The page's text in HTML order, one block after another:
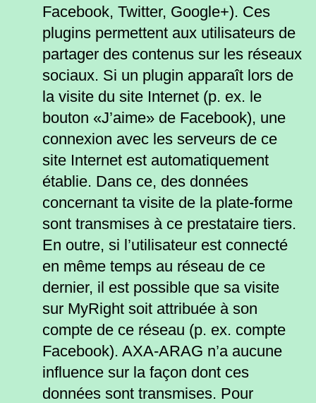
Facebook, Twitter, Google+). Ces
plugins permettent aux utilisateurs de
partager des contenus sur les réseaux
sociaux. Si un plugin apparaît lors de
la visite du site Internet (p. ex. le
bouton «J’aime» de Facebook), une
connexion avec les serveurs de ce
site Internet est automatiquement
établie. Dans ce, des données
concernant ta visite de la plate-forme
sont transmises à ce prestataire tiers.
En outre, si l’utilisateur est connecté
en même temps au réseau de ce
dernier, il est possible que sa visite
sur MyRight soit attribuée à son
compte de ce réseau (p. ex. compte
Facebook). AXA-ARAG n’a aucune
influence sur la façon dont ces
données sont transmises. Pour